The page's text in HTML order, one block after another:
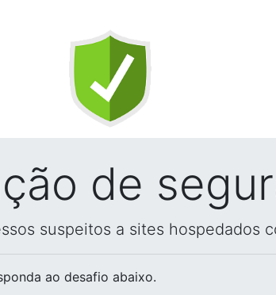
de
suspeitos a sites hospedados
ao desafio abaixo.